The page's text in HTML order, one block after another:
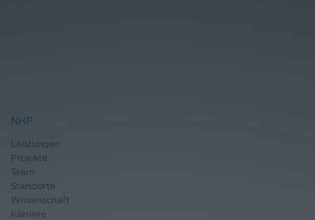
NHP
Leistungen
Projekte
Team
Standorte
Wissenschaft
Karriere